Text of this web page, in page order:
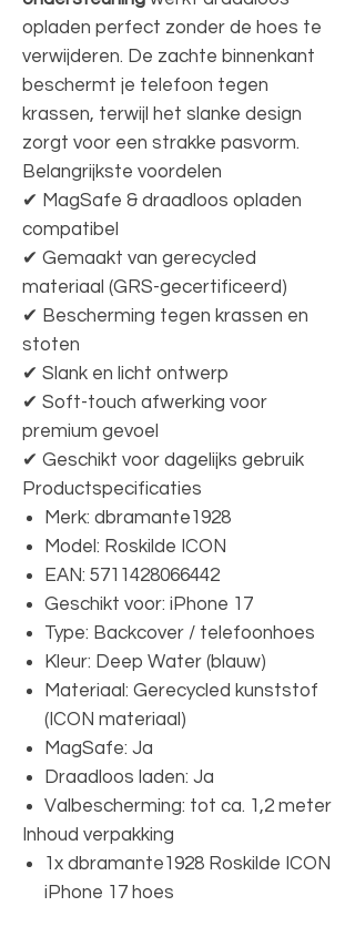
opladen perfect zonder de hoes te
verwijderen. De zachte binnenkant
beschermt je telefoon tegen
krassen, terwijl het slanke design
zorgt voor een strakke pasvorm.
Belangrijkste voordelen
✔ MagSafe & draadloos opladen
compatibel
✔ Gemaakt van gerecycled
materiaal (GRS-gecertificeerd)
✔ Bescherming tegen krassen en
stoten
✔ Slank en licht ontwerp
✔ Soft-touch afwerking voor
premium gevoel
✔ Geschikt voor dagelijks gebruik
Productspecificaties
Merk: dbramante1928
Model: Roskilde ICON
EAN: 5711428066442
Geschikt voor: iPhone 17
Type: Backcover / telefoonhoes
Kleur: Deep Water (blauw)
Materiaal: Gerecycled kunststof
(ICON materiaal)
MagSafe: Ja
Draadloos laden: Ja
Valbescherming: tot ca. 1,2 meter
Inhoud verpakking
1x dbramante1928 Roskilde ICON
iPhone 17 hoes